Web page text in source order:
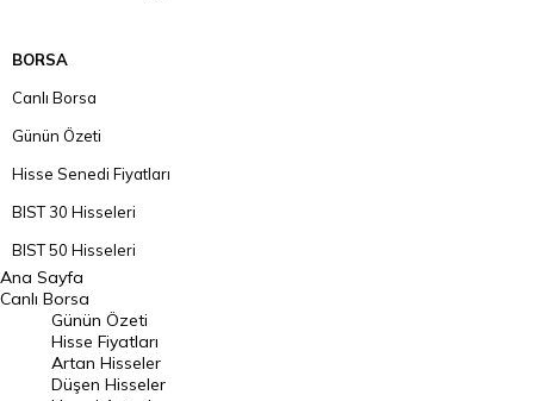
BORSA
Canlı Borsa
Günün Özeti
Hisse Senedi Fiyatları
BIST 30 Hisseleri
BIST 50 Hisseleri
BIST 100 Hisseleri
En Çok Artan Hisseler
En Çok Düşen Hisseler
Ana Sayfa
Canlı Borsa
Günün Özeti
Hisse Fiyatları
Artan Hisseler
Düşen Hisseler